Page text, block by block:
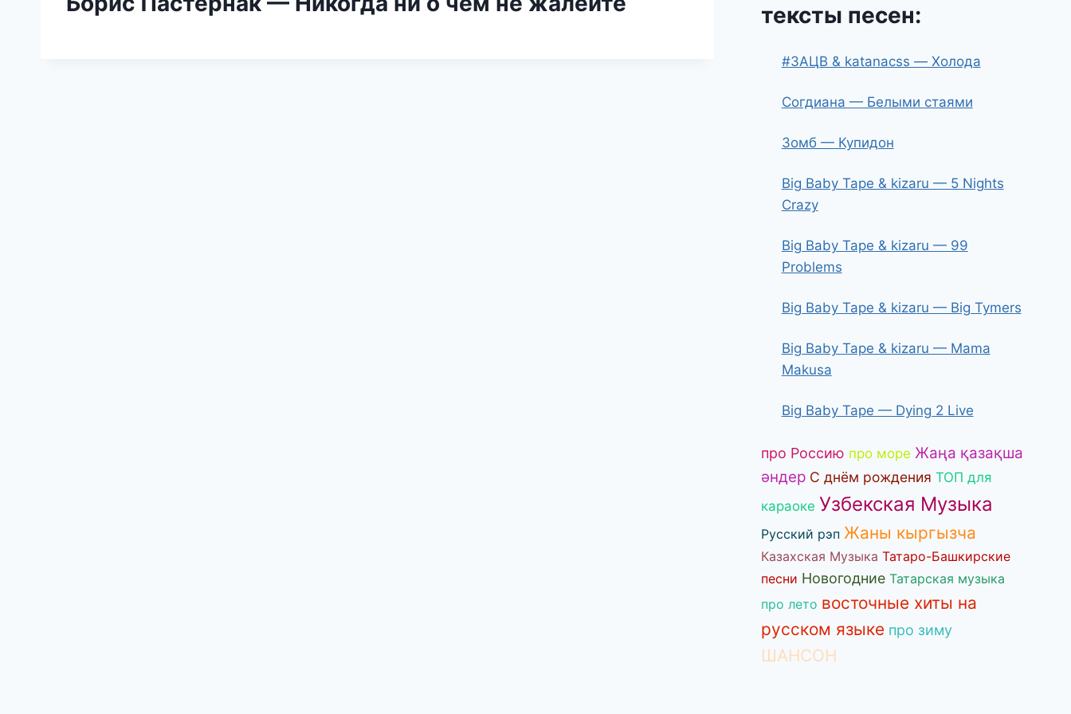
тексты песен:
#ЗАЦВ & katanacss — Холода
Согдиана — Белыми стаями
Зомб — Купидон
Big Baby Tape & kizaru — 5 Nights
Crazy
Big Baby Tape & kizaru — 99
Problems
Big Baby Tape & kizaru — Big Tymers
Big Baby Tape & kizaru — Mama
Makusa
Big Baby Tape — Dying 2 Live
про Россию про море Жаңа қазақша
әндер С днём рождения ТОП для
караоке Узбекская Музыка
Русский рэп Жаны кыргызча
Казахская Музыка Татаро-Башкирские
песни Новогодние Татарская музыка
про лето восточные хиты на
русском языке про зиму
ШАНСОН